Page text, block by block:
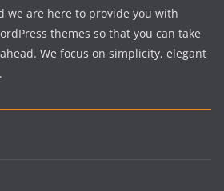
we are here to provide you with
themes so that you can take
We focus on simplicity, elegant